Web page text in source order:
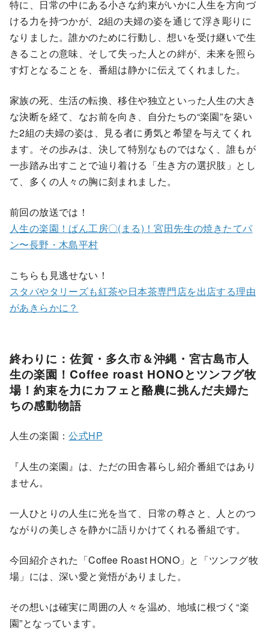
特に、日常の中にある小さな約束がいかに人生を方向づ
ける力を持つかが、2組の夫婦の姿を通じて浮き彫りに
なりました。誰かのために行動し、想いを受け継いで生
きることの意味、そして失った人との絆が、未来を照ら
す灯となることを、番組は静かに伝えてくれました。
家族の死、生活の転換、移住や独立といった人生の大き
な決断を経て、なお前を向き、自分たちの“楽園”を築い
た2組の夫婦の姿は、見る者に勇気と希望を与えてくれ
ます。その歩みは、決して特別なものではなく、誰もが
一歩踏み出すことで辿り着ける「生き方の選択肢」とし
て、多くの人々の胸に刻まれました。
前回の放送では！
人生の楽園！ぱん工房〇(まる)！宮田先生の焼きたてパ
ン〜長野・木島平村
こちらも見逃せない！
スタバやタリーズも紅茶や日本茶専門店を出店する理由
があきらかに？
終わりに：佐賀・多久市＆沖縄・宮古島市人
生の楽園！Coffee roast HONOとツンフグ牧
場！約束を力にカフェと酪農に挑んだ夫婦た
ちの感動物語
人生の楽園：公式HP
『人生の楽園』は、ただの田舎暮らし紹介番組ではあり
ません。
一人ひとりの人生に光を当て、日常の尊さと、人とのつ
ながりの美しさを静かに語りかけてくれる番組です。
今回紹介された「Coffee Roast HONO」と「ツンフグ牧
場」には、深い愛と覚悟がありました。
その想いは確実に周囲の人々を温め、地域に根づく“楽
園”となっています。